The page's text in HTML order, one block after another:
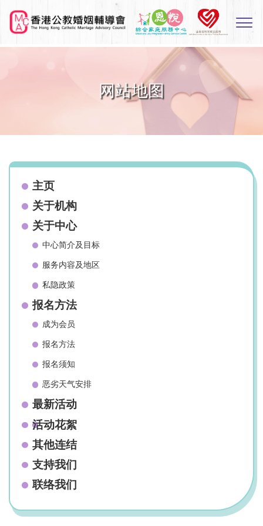
main
content
网站地图
主页
关于机构
关于中心
中心简介及目标
服务内容及地区
私隐政策
报名方法
成为会员
报名方法
报名须知
恶劣天气安排
最新活动
活动花絮
其他连结
支持我们
联络我们